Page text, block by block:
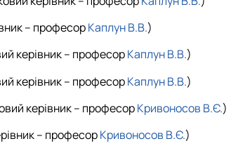
– професорКаплун В.В.)
керівник – професорКаплун В.В.)
керівник – професорКаплун В.В.)
керівник – професорКривоносов В.Є.)
– професорКривоносов В.Є.)